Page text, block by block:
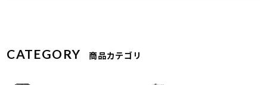
CATEGORY 商品カテゴリ